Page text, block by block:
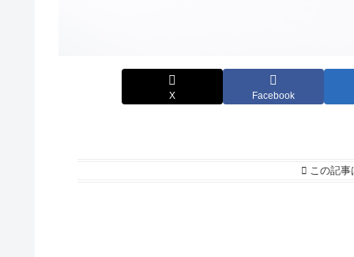
X Facebook
この記事